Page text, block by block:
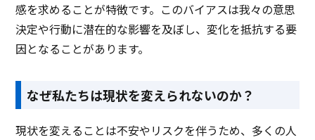
クッキー保護
予約リマインド自動通知
感を求めることが特徴です。このバイアスは我々の意思
決定や行動に潜在的な影響を及ぼし、変化を抵抗する要
因となることがあります。
なぜ私たちは現状を変えられないのか？
現状を変えることは不安やリスクを伴うため、多くの人